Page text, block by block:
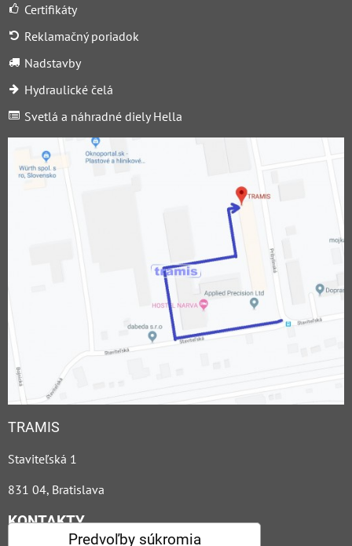
Certifikáty
Reklamačný poriadok
Nadstavby
Hydraulické čelá
Svetlá a náhradné diely Hella
TRAMIS
Staviteľská 1
831 04, Bratislava
KONTAKTY
Predvoľby súkromia